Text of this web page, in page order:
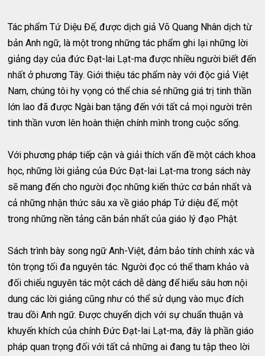
Tác phẩm Tứ Diệu Đế, được dịch giả Võ Quang Nhân dịch từ
bản Anh ngữ, là một trong những tác phẩm ghi lại những lời
giảng dạy của đức Đạt-lai Lạt-ma được nhiều người biết đến
nhất ở phương Tây. Giới thiệu tác phẩm này với độc giả Việt
Nam, chúng tôi hy vọng có thể chia sẻ những giá trị tinh thần
lớn lao đã được Ngài ban tặng đến với tất cả mọi người trên
tinh thần vươn lên hoàn thiện chính mình trong cuộc sống.
Với phương pháp tiếp cận và giải thích vấn đề một cách khoa
học, những lời giảng của Đức Đạt-lai Lạt-ma trong sách này
sẽ mang đến cho người đọc những kiến thức cơ bản nhất và
cả những nhận thức sâu xa về giáo pháp Tứ diệu đế, một
trong những nền tảng căn bản nhất của giáo lý đạo Phật.
Sách trình bày song ngữ Anh-Việt, đảm bảo tính chính xác và
tôn trọng tối đa nguyên tác. Người đọc có thể tham khảo và
đối chiếu nguyên tác một cách dễ dàng để hiểu sâu hơn nội
dung các lời giảng cũng như có thể sử dụng vào mục đích
trau dồi Anh ngữ. Được chuyển dịch với sự chuẩn thuận và
khuyến khích của chính Đức Đạt-lai Lạt-ma, đây là phần giáo
pháp quan trọng đối với tất cả những ai đang tu tập theo lời